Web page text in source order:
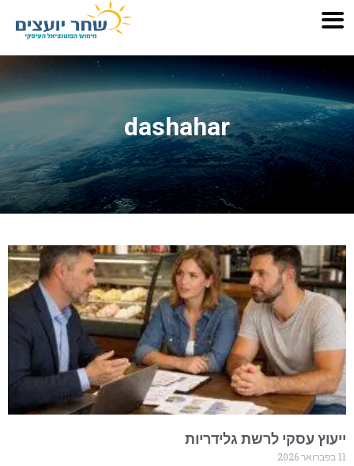
dashahar
ייעוץ עסקי לרשת גלידריות
11 בפברואר 2026